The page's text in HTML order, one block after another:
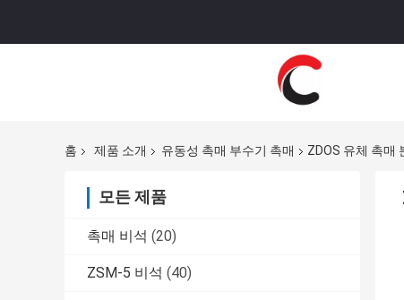
홈 제품 소개 유동성 촉매 부수기 촉매 ZDOS 유체 촉매
모든 제품
촉매 비석 (20)
ZSM-5 비석 (40)